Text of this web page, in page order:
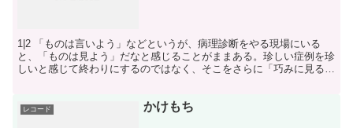
1|2 「ものは言いよう」などというが、病理診断をやる現場にいる
と、「ものは見よう」だなと感じることがままある。珍しい症例を珍
しいと感じて終わりにするのではなく、そこをさらに「巧みに見る」
レコード かけもち